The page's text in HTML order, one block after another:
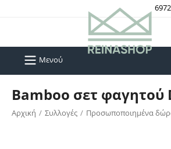
Μενού
Bamboo σετ φαγητού
Αρχική / Συλλογές / Προσωποποιημένα